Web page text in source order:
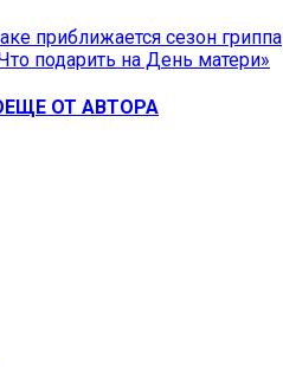
приближается сезон гриппа
подарить на День матери»
ЕЩЕ ОТ АВТОРА